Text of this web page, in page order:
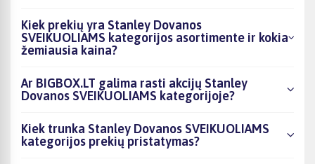
Kiek prekių yra Stanley Dovanos
SVEIKUOLIAMS kategorijos asortimente ir kokia
žemiausia kaina?
Ar BIGBOX.LT galima rasti akcijų Stanley
Dovanos SVEIKUOLIAMS kategorijoje?
Kiek trunka Stanley Dovanos SVEIKUOLIAMS
kategorijos prekių pristatymas?